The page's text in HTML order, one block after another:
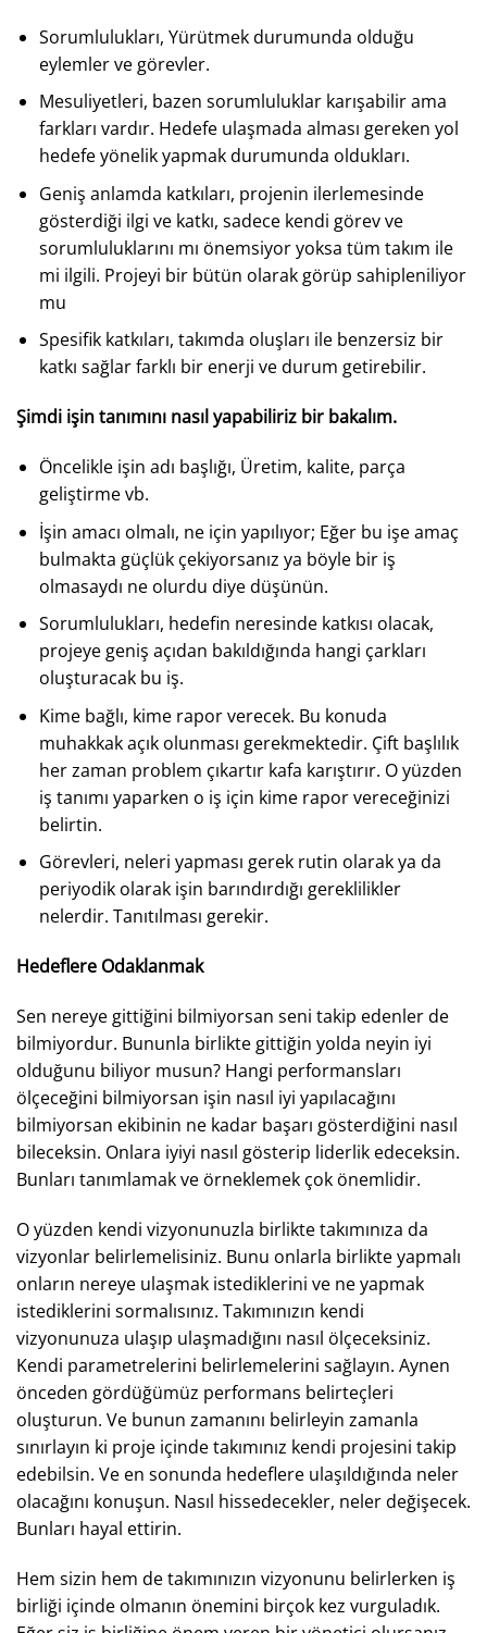
Sorumlulukları, Yürütmek durumunda olduğu
eylemler ve görevler.
Mesuliyetleri, bazen sorumluluklar karışabilir ama
farkları vardır. Hedefe ulaşmada alması gereken yol
hedefe yönelik yapmak durumunda oldukları.
Geniş anlamda katkıları, projenin ilerlemesinde
gösterdiği ilgi ve katkı, sadece kendi görev ve
sorumluluklarını mı önemsiyor yoksa tüm takım ile
mi ilgili. Projeyi bir bütün olarak görüp sahipleniliyor
mu
Spesifik katkıları, takımda oluşları ile benzersiz bir
katkı sağlar farklı bir enerji ve durum getirebilir.
Şimdi işin tanımını nasıl yapabiliriz bir bakalım.
Öncelikle işin adı başlığı, Üretim, kalite, parça
geliştirme vb.
İşin amacı olmalı, ne için yapılıyor; Eğer bu işe amaç
bulmakta güçlük çekiyorsanız ya böyle bir iş
olmasaydı ne olurdu diye düşünün.
Sorumlulukları, hedefin neresinde katkısı olacak,
projeye geniş açıdan bakıldığında hangi çarkları
oluşturacak bu iş.
Kime bağlı, kime rapor verecek. Bu konuda
muhakkak açık olunması gerekmektedir. Çift başlılık
her zaman problem çıkartır kafa karıştırır. O yüzden
iş tanımı yaparken o iş için kime rapor vereceğinizi
belirtin.
Görevleri, neleri yapması gerek rutin olarak ya da
periyodik olarak işin barındırdığı gereklilikler
nelerdir. Tanıtılması gerekir.
Hedeflere Odaklanmak
Sen nereye gittiğini bilmiyorsan seni takip edenler de
bilmiyordur. Bununla birlikte gittiğin yolda neyin iyi
olduğunu biliyor musun? Hangi performansları
ölçeceğini bilmiyorsan işin nasıl iyi yapılacağını
bilmiyorsan ekibinin ne kadar başarı gösterdiğini nasıl
bileceksin. Onlara iyiyi nasıl gösterip liderlik edeceksin.
Bunları tanımlamak ve örneklemek çok önemlidir.
O yüzden kendi vizyonunuzla birlikte takımınıza da
vizyonlar belirlemelisiniz. Bunu onlarla birlikte yapmalı
onların nereye ulaşmak istediklerini ve ne yapmak
istediklerini sormalısınız. Takımınızın kendi
vizyonunuza ulaşıp ulaşmadığını nasıl ölçeceksiniz.
Kendi parametrelerini belirlemelerini sağlayın. Aynen
önceden gördüğümüz performans belirteçleri
oluşturun. Ve bunun zamanını belirleyin zamanla
sınırlayın ki proje içinde takımınız kendi projesini takip
edebilsin. Ve en sonunda hedeflere ulaşıldığında neler
olacağını konuşun. Nasıl hissedecekler, neler değişecek.
Bunları hayal ettirin.
Hem sizin hem de takımınızın vizyonunu belirlerken iş
birliği içinde olmanın önemini birçok kez vurguladık.